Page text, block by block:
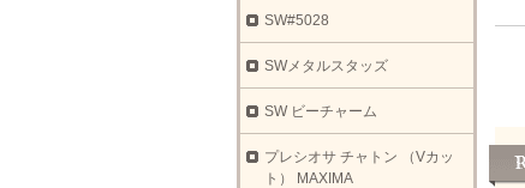
SW#5028
SWメタルスタッズ
SW ビーチャーム
プレシオサ チャトン （Vカッ
ト） MAXIMA